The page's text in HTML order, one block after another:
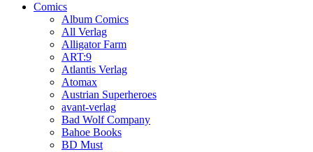
Comics
Album Comics
All Verlag
Alligator Farm
ART:9
Atlantis Verlag
Atomax
Austrian Superheroes
avant-verlag
Bad Wolf Company
Bahoe Books
BD Must